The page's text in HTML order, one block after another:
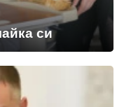
си